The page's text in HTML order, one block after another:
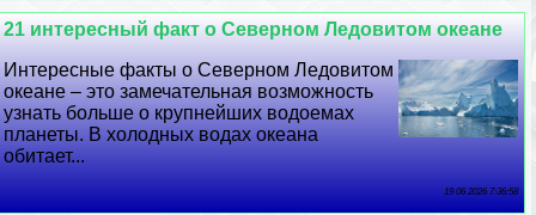
21 интересный факт о Северном Ледовитом океане
Интересные факты о Северном Ледовитом
океане – это замечательная возможность
узнать больше о крупнейших водоемах
планеты. В холодных водах океана
обитает...
19 06 2026 7:36:58